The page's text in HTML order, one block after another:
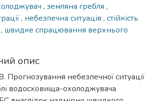
, земляна гребля ,
, небезпечна ситуація , стійкість
, швидке спрацювання верхнього
опис
небезпечної ситуації
водосховища-охолоджувача